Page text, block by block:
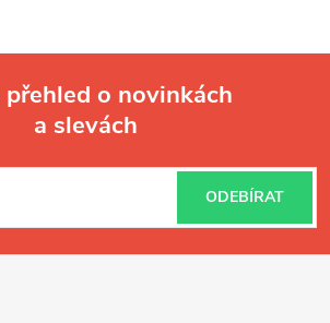
o novinkách
a slevách
ODEBÍRAT